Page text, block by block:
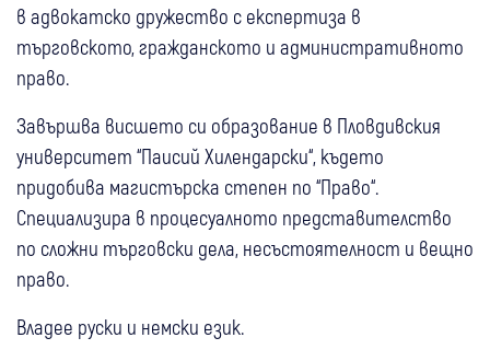
в адвокатско дружество с експертиза в
търговското, гражданското и административното
право.
Завършва висшето си образование в Пловдивския
университет “Паисий Хилендарски“, където
придобива магистърска степен по “Право“.
Специализира в процесуалното представителство
по сложни търговски дела, несъстоятелност и вещно
право.
Владее руски и немски език.